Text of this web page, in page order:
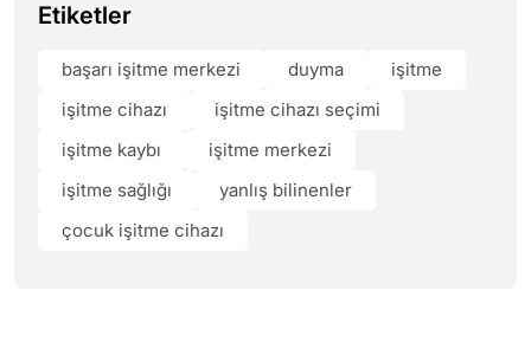
Etiketler
başarı işitme merkezi duyma
işitme
işitme cihazı
işitme cihazı seçimi
işitme kaybı
işitme merkezi
işitme sağlığı
yanlış bilinenler
çocuk işitme cihazı